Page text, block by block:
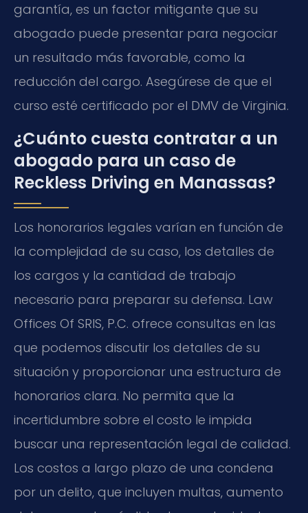
garantía, es un factor mitigante que su
abogado puede presentar para negociar
un resultado más favorable, como la
reducción del cargo. Asegúrese de que el
curso esté certificado por el DMV de Virginia.
¿Cuánto cuesta contratar a un
abogado para un caso de
Reckless Driving en Manassas?
Los honorarios legales varían en función de
la complejidad de su caso, los detalles de
los cargos y la cantidad de trabajo
necesario para preparar su defensa. Law
Offices Of SRIS, P.C. ofrece consultas en las
que podemos discutir los detalles de su
situación y proporcionar una estructura de
honorarios clara. No permita que la
incertidumbre sobre el costo le impida
buscar una representación legal de calidad.
Los costos a largo plazo de una condena
por un delito, que incluyen multas, aumento